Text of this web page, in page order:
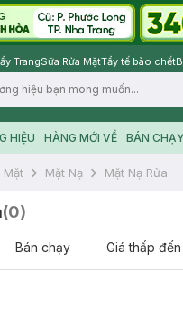
TrangSữa Rửa MặtTẩy tế bào chết
HIỆU HÀNG MỚI VỀ BÁN CHẠY
Mặt Mặt Nạ Mặt Nạ Rửa
(0)
Bán chạy Giá thấp